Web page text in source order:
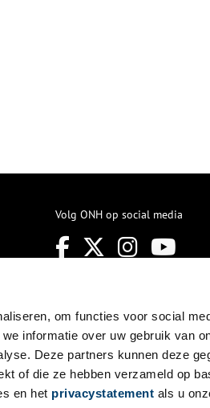
om functies voor social
informatie over uw gebruik van
Deze partners kunnen deze
of die ze hebben verzameld op
en het privacystatement als u
Volg ONH op social media